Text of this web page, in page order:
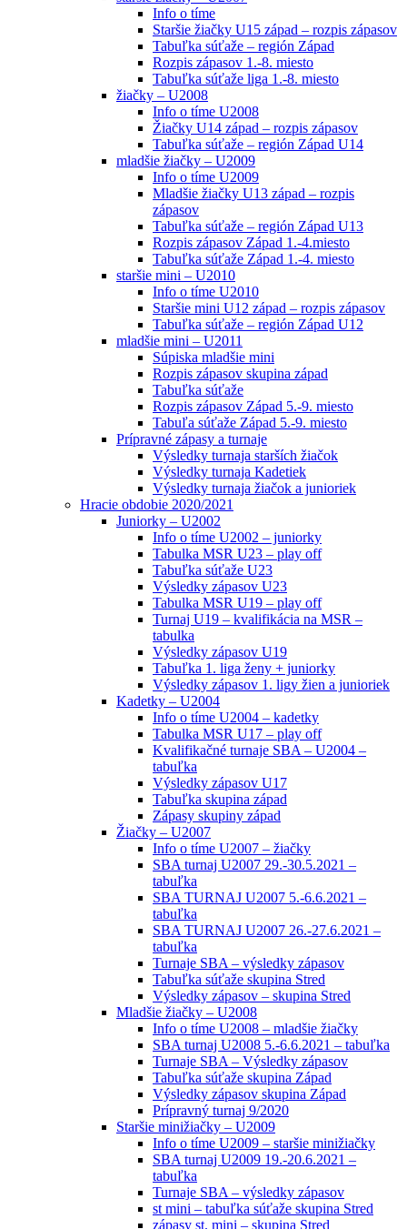
Info o tíme
Staršie žiačky U15 západ – rozpis zápasov
Tabuľka súťaže – región Západ
Rozpis zápasov 1.-8. miesto
Tabuľka súťaže liga 1.-8. miesto
žiačky – U2008
Info o tíme U2008
Žiačky U14 západ – rozpis zápasov
Tabuľka súťaže – región Západ U14
mladšie žiačky – U2009
Info o tíme U2009
Mladšie žiačky U13 západ – rozpis
zápasov
Tabuľka súťaže – región Západ U13
Rozpis zápasov Západ 1.-4.miesto
Tabuľka súťaže Západ 1.-4. miesto
staršie mini – U2010
Info o tíme U2010
Staršie mini U12 západ – rozpis zápasov
Tabuľka súťaže – región Západ U12
mladšie mini – U2011
Súpiska mladšie mini
Rozpis zápasov skupina západ
Tabuľka súťaže
Rozpis zápasov Západ 5.-9. miesto
Tabuľa súťaže Západ 5.-9. miesto
Prípravné zápasy a turnaje
Výsledky turnaja starších žiačok
Výsledky turnaja Kadetiek
Výsledky turnaja žiačok a junioriek
Hracie obdobie 2020/2021
Juniorky – U2002
Info o tíme U2002 – juniorky
Tabulka MSR U23 – play off
Tabuľka súťaže U23
Výsledky zápasov U23
Tabulka MSR U19 – play off
Turnaj U19 – kvalifikácia na MSR –
tabulka
Výsledky zápasov U19
Tabuľka 1. liga ženy + juniorky
Výsledky zápasov 1. ligy žien a junioriek
Kadetky – U2004
Info o tíme U2004 – kadetky
Tabulka MSR U17 – play off
Kvalifikačné turnaje SBA – U2004 –
tabuľka
Výsledky zápasov U17
Tabuľka skupina západ
Zápasy skupiny západ
Žiačky – U2007
Info o tíme U2007 – žiačky
SBA turnaj U2007 29.-30.5.2021 –
tabuľka
SBA TURNAJ U2007 5.-6.6.2021 –
tabuľka
SBA TURNAJ U2007 26.-27.6.2021 –
tabuľka
Turnaje SBA – výsledky zápasov
Tabuľka súťaže skupina Stred
Výsledky zápasov – skupina Stred
Mladšie žiačky – U2008
Info o tíme U2008 – mladšie žiačky
SBA turnaj U2008 5.-6.6.2021 – tabuľka
Turnaje SBA – Výsledky zápasov
Tabuľka súťaže skupina Západ
Výsledky zápasov skupina Západ
Prípravný turnaj 9/2020
Staršie minižiačky – U2009
Info o tíme U2009 – staršie minižiačky
SBA turnaj U2009 19.-20.6.2021 –
tabuľka
Turnaje SBA – výsledky zápasov
st mini – tabuľka súťaže skupina Stred
zápasy st. mini – skupina Stred